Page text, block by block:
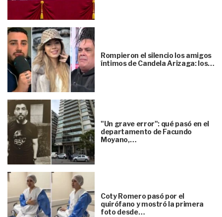
Rompieron el silencio los amigos
íntimos de Candela Arizaga: los…
"Un grave error": qué pasó en el
departamento de Facundo
Moyano,…
Coty Romero pasó por el
quirófano y mostró la primera
foto desde…